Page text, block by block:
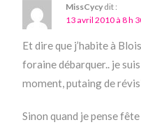
MissCycy dit :
13 avril 2010 à 8 h
Et dire que j’habite à
foraine débarquer.. je
moment, putaing de
Sinon quand je pense